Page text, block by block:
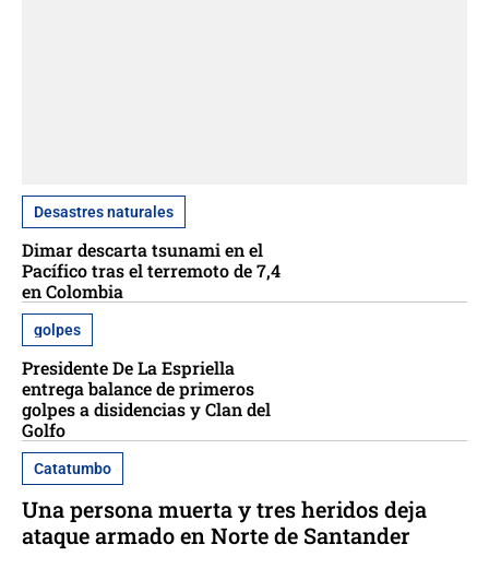
Desastres naturales
Dimar descarta tsunami en el
Pacífico tras el terremoto de 7,4
en Colombia
golpes
Presidente De La Espriella
entrega balance de primeros
golpes a disidencias y Clan del
Golfo
Catatumbo
Una persona muerta y tres heridos deja
ataque armado en Norte de Santander